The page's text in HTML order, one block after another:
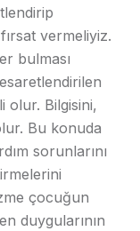
vermeliyiz.
bulması
olur. Bilgisini,
Bu konuda
sorunlarını
çocuğun
duygularının